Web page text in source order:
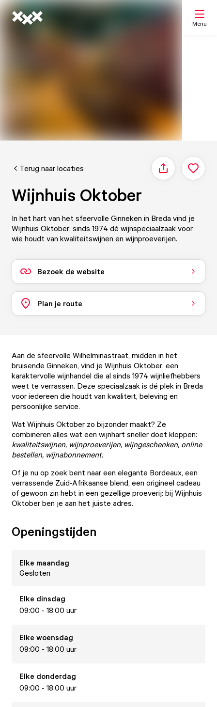
Menu
Terug naar locaties Delen
Wijnhuis Oktober
In het hart van het sfeervolle Ginneken in Breda vind je
Wijnhuis Oktober: sinds 1974 dé wijnspeciaalzaak voor
wie houdt van kwaliteitswijnen en wijnproeverijen.
Bezoek de website
Plan je route
Aan de sfeervolle Wilhelminastraat, midden in het
bruisende Ginneken, vind je Wijnhuis Oktober: een
karaktervolle wijnhandel die al sinds 1974 wijnliefhebbers
weet te verrassen. Deze speciaalzaak is dé plek in Breda
voor iedereen die houdt van kwaliteit, beleving en
persoonlijke service.
Wat Wijnhuis Oktober zo bijzonder maakt? Ze
combineren alles wat een wijnhart sneller doet kloppen:
kwaliteitswijnen, wijnproeverijen, wijngeschenken, online
bestellen, wijnabonnement.
Of je nu op zoek bent naar een elegante Bordeaux, een
verrassende Zuid-Afrikaanse blend, een origineel cadeau
of gewoon zin hebt in een gezellige proeverij: bij Wijnhuis
Oktober ben je aan het juiste adres.
Openingstijden
Elke maandag
Gesloten
Elke dinsdag
09:00 - 18:00 uur
Elke woensdag
09:00 - 18:00 uur
Elke donderdag
09:00 - 18:00 uur